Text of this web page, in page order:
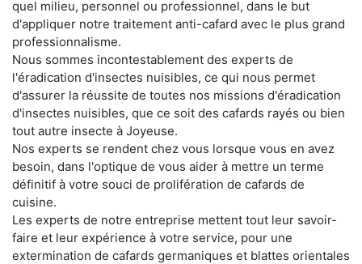
quel milieu, personnel ou professionnel, dans le but
d'appliquer notre traitement anti-cafard avec le plus grand
professionnalisme.
Nous sommes incontestablement des experts de
l'éradication d'insectes nuisibles, ce qui nous permet
d'assurer la réussite de toutes nos missions d'éradication
d'insectes nuisibles, que ce soit des cafards rayés ou bien
tout autre insecte à Joyeuse.
Nos experts se rendent chez vous lorsque vous en avez
besoin, dans l'optique de vous aider à mettre un terme
définitif à votre souci de prolifération de cafards de
cuisine.
Les experts de notre entreprise mettent tout leur savoir-
faire et leur expérience à votre service, pour une
extermination de cafards germaniques et blattes orientales